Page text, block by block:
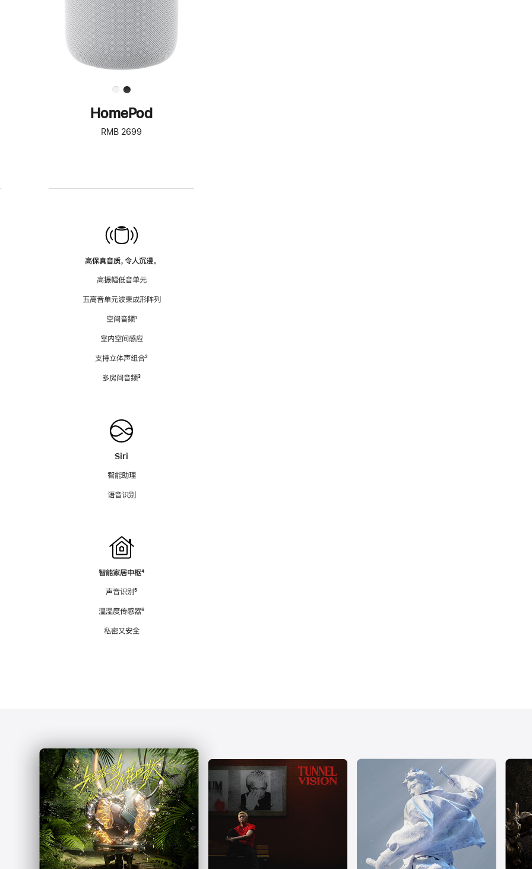
HomePod
RMB 2699
高保真音质，令人沉浸。
高振幅低音单元
五高音单元波束成形阵列
空间音频脚
¹
室内空间感应
支持立体声组合脚
²
多房间音频脚
³
Siri
智能助理
语音识别
智能家居中枢脚
⁴
声音识别脚
⁵
温湿度传感器脚
⁶
私密又安全